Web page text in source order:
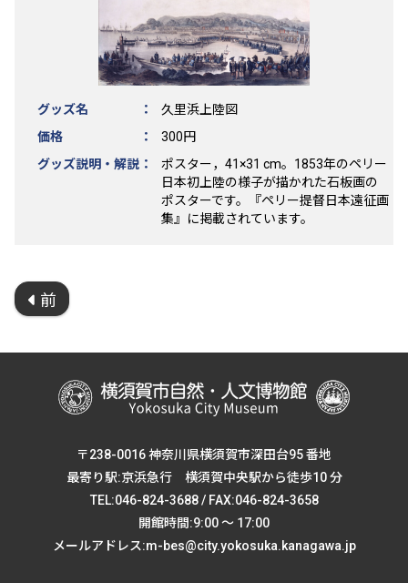
グッズ名 ：
久里浜上陸図
価格 ：
300円
グッズ説明・解説：
ポスター，41×31 cm。1853年のペリー
日本初上陸の様子が描かれた石板画の
ポスターです。『ペリー提督日本遠征画
集』に掲載されています。
前
〒238-0016 神奈川県横須賀市深田台95 番地
最寄り駅:京浜急行 横須賀中央駅から徒歩10 分
TEL:046-824-3688 / FAX:046-824-3658
開館時間:9:00 ～ 17:00
メールアドレス:m-bes@city.yokosuka.kanagawa.jp